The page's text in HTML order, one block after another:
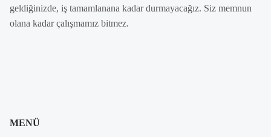
geldiğinizde, iş tamamlanana kadar durmayacağız. Siz memnun
olana kadar çalışmamız bitmez.
MENÜ